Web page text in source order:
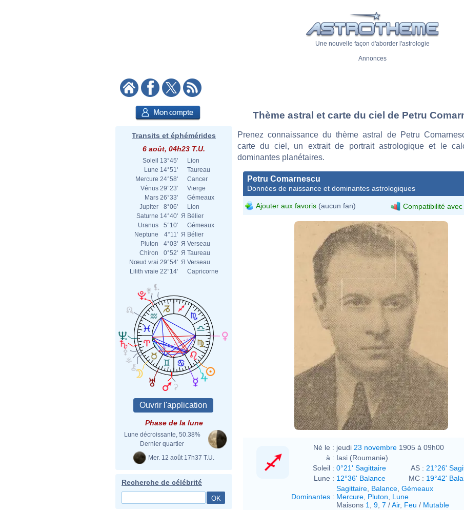
Une nouvelle façon d'aborder l'astrologie
Annonces
Transits et éphémérides
6 août, 04h23 T.U.
Soleil 13°45'
Lion
Lune 14°51'
Taureau
Mercure 24°58'
Cancer
Vénus 29°23'
Vierge
Mars 26°33'
Gémeaux
Jupiter
8°06'
Lion
Saturne 14°40' Я Bélier
Uranus
5°10'
Gémeaux
Neptune
4°11' Я Bélier
Pluton
4°03' Я Verseau
Chiron
0°52' Я Taureau
Nœud vrai 29°54' Я Verseau
Lilith vraie 22°14' Capricorne
Phase de la lune
Lune décroissante, 50.38%
Dernier quartier
Mer. 12 août 17h37 T.U.
Recherche de célébrité
Thème astral et carte du ciel de Petru
Prenez connaissance du thème astral de Petru
carte du ciel, un extrait de portrait astrologique et le
dominantes planétaires.
Petru Comarnescu
Données de naissance et dominantes astrologiques
Ajouter aux favoris (aucun fan) Compatibilité
Né le : jeudi 23 novembre 1905 à 09h00
à : Iasi (Roumanie)
Soleil : 0°21' Sagittaire AS : 21°26'
Lune : 12°36' Balance MC : 19°42'
Dominantes :
Sagittaire Balance Gémeaux
Mercure Pluton
Lune
Maisons 1 9 7 /Air, Feu / Mutable